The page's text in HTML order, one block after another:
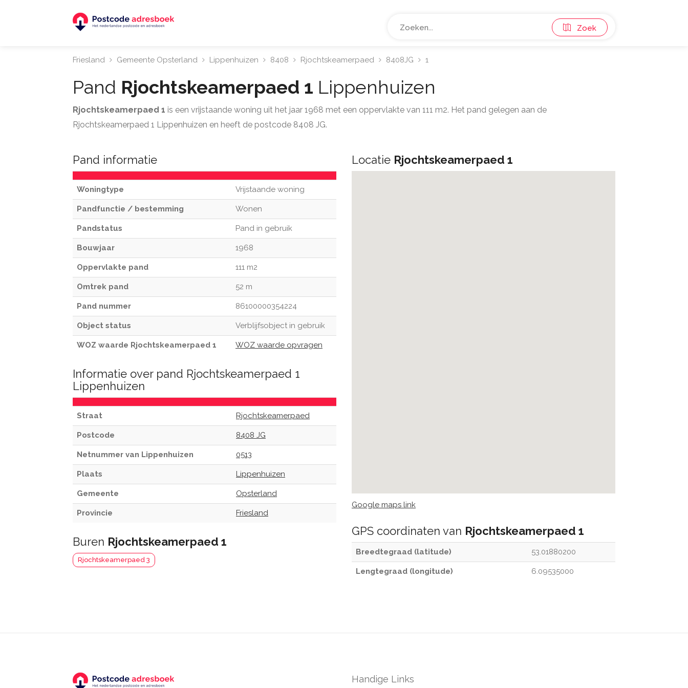
Zoek
Friesland Gemeente Opsterland Lippenhuizen 8408 Rjochtskeamerpaed 8408JG 1
Pand Rjochtskeamerpaed 1 Lippenhuizen
Rjochtskeamerpaed 1 is een vrijstaande woning uit het jaar 1968 met een oppervlakte van 111 m2. Het pand gelegen aan de
Rjochtskeamerpaed 1 Lippenhuizen en heeft de postcode 8408 JG.
Pand informatie
Woningtype Vrijstaande woning
Pandfunctie / bestemming Wonen
Pandstatus Pand in gebruik
Bouwjaar 1968
Oppervlakte pand 111 m2
Omtrek pand 52 m
Pand nummer 86100000354224
Object status Verblijfsobject in gebruik
WOZ waarde Rjochtskeamerpaed 1 WOZ waarde opvragen
Informatie over pand Rjochtskeamerpaed 1
Lippenhuizen
Straat Rjochtskeamerpaed
Postcode 8408 JG
Netnummer van Lippenhuizen 0513
Plaats Lippenhuizen
Gemeente Opsterland
Provincie Friesland
Buren Rjochtskeamerpaed 1
Rjochtskeamerpaed 3
Locatie Rjochtskeamerpaed 1
Google maps link
GPS coordinaten van Rjochtskeamerpaed 1
Breedtegraad (latitude) 53.01880200
Lengtegraad (longitude) 6.09535000
Handige Links